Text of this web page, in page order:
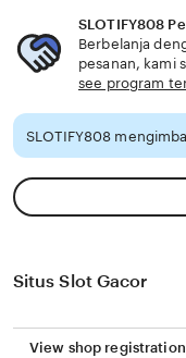
SLOTIFY808
Berbelanja
pesanan, kami
see program
SLOTIFY808
Situs Slot Gacor
View shop